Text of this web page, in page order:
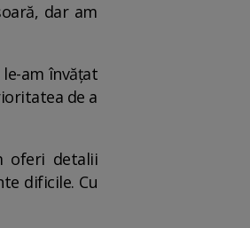
dar am
am învățat
de a
oferi detalii
dificile. Cu